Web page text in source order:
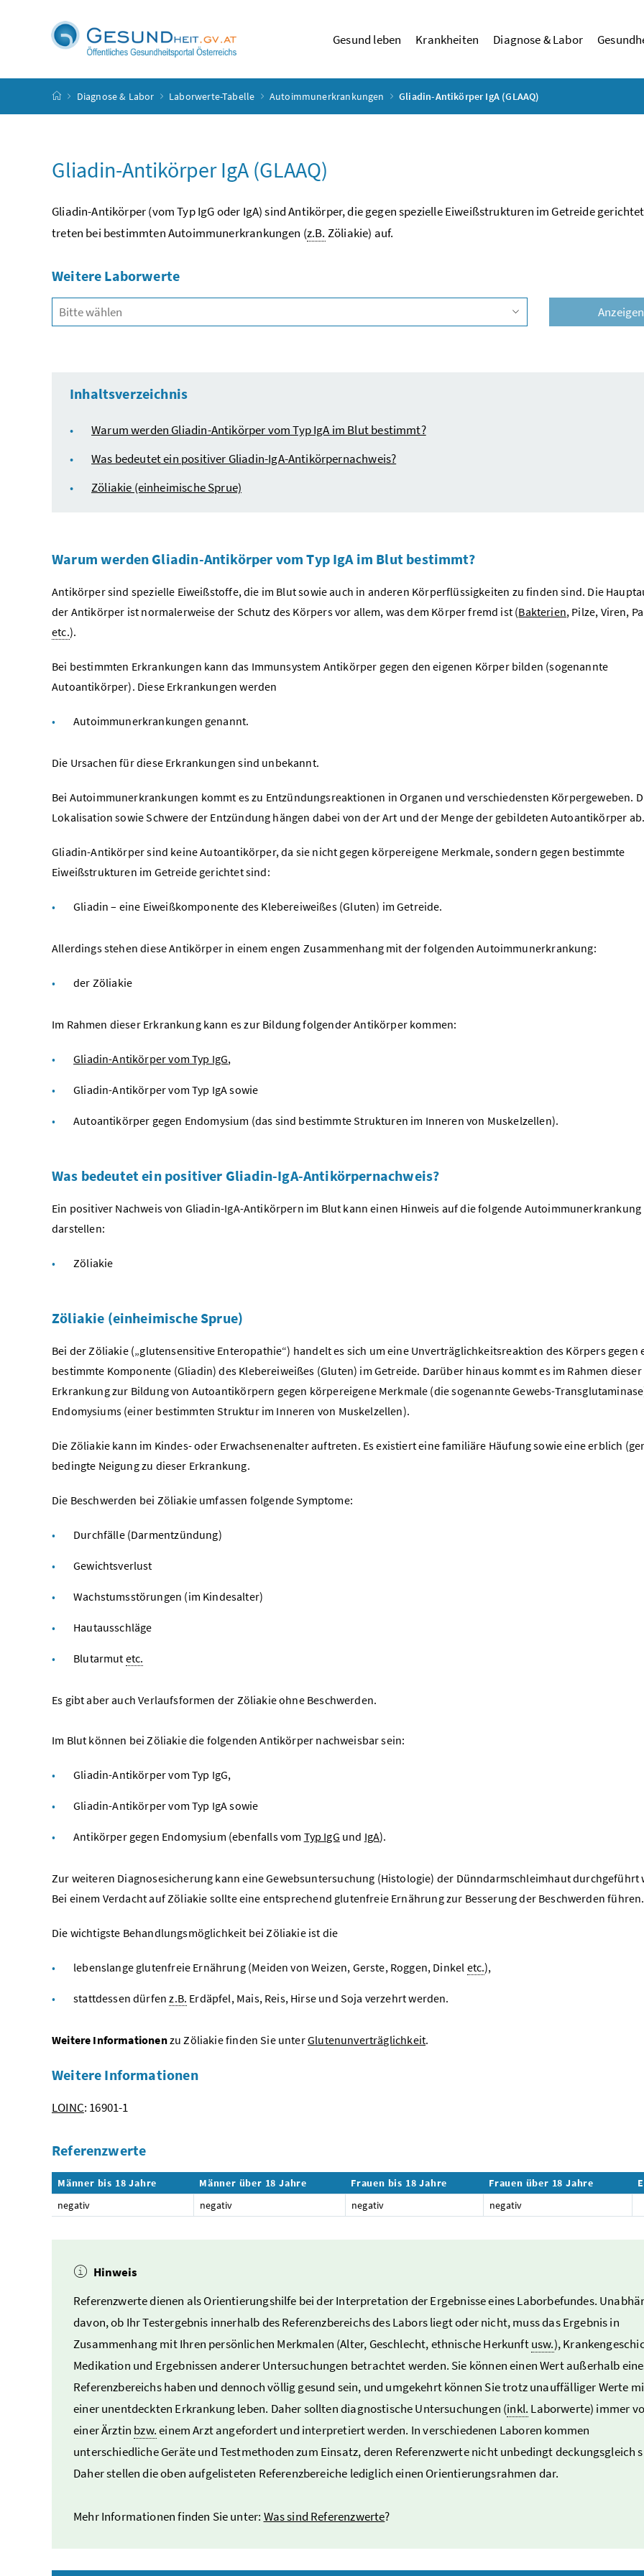
Gesund leben Krankheiten Diagnose & Labor
Startseite
Diagnose & Labor Laborwerte-Tabelle Autoimmunerkrankungen Gliadin-Antikörper IgA (GLAAQ)
Gliadin-Antikörper IgA (GLAAQ)
Gliadin-Antikörper (vom Typ IgG oder IgA) sind Antikörper, die gegen spezielle Eiweißstrukturen im Getreide
treten bei bestimmten Autoimmunerkrankungen (z.B. Zöliakie) auf.
Weitere Laborwerte
Anzeigen
Inhaltsverzeichnis
Warum werden Gliadin-Antikörper vom Typ IgA im Blut bestimmt?
Was bedeutet ein positiver Gliadin-IgA-Antikörpernachweis?
Zöliakie (einheimische Sprue)
Warum werden Gliadin-Antikörper vom Typ IgA im Blut bestimmt?
Antikörper sind spezielle Eiweißstoffe, die im Blut sowie auch in anderen Körperflüssigkeiten zu finden sind. Die
der Antikörper ist normalerweise der Schutz des Körpers vor allem, was dem Körper fremd ist (Bakterien, Pilze, Viren,
etc.).
Bei bestimmten Erkrankungen kann das Immunsystem Antikörper gegen den eigenen Körper bilden (sogenannte
Autoantikörper). Diese Erkrankungen werden
Autoimmunerkrankungen genannt.
Die Ursachen für diese Erkrankungen sind unbekannt.
Bei Autoimmunerkrankungen kommt es zu Entzündungsreaktionen in Organen und verschiedensten Körpergeweben.
Lokalisation sowie Schwere der Entzündung hängen dabei von der Art und der Menge der gebildeten Autoantikörper
Gliadin-Antikörper sind keine Autoantikörper, da sie nicht gegen körpereigene Merkmale, sondern gegen bestimmte
Eiweißstrukturen im Getreide gerichtet sind:
Gliadin – eine Eiweißkomponente des Klebereiweißes (Gluten) im Getreide.
Allerdings stehen diese Antikörper in einem engen Zusammenhang mit der folgenden Autoimmunerkrankung:
der Zöliakie
Im Rahmen dieser Erkrankung kann es zur Bildung folgender Antikörper kommen:
Gliadin-Antikörper vom Typ IgG,
Gliadin-Antikörper vom Typ IgA sowie
Autoantikörper gegen Endomysium (das sind bestimmte Strukturen im Inneren von Muskelzellen).
Was bedeutet ein positiver Gliadin-IgA-Antikörpernachweis?
Ein positiver Nachweis von Gliadin-IgA-Antikörpern im Blut kann einen Hinweis auf die folgende Autoimmunerkrankung
darstellen:
Zöliakie
Zöliakie (einheimische Sprue)
Bei der Zöliakie („glutensensitive Enteropathie“) handelt es sich um eine Unverträglichkeitsreaktion des Körpers gegen
bestimmte Komponente (Gliadin) des Klebereiweißes (Gluten) im Getreide. Darüber hinaus kommt es im Rahmen dieser
Erkrankung zur Bildung von Autoantikörpern gegen körpereigene Merkmale (die sogenannte Gewebs-
Endomysiums (einer bestimmten Struktur im Inneren von Muskelzellen).
Die Zöliakie kann im Kindes- oder Erwachsenenalter auftreten. Es existiert eine familiäre Häufung sowie eine erblich
bedingte Neigung zu dieser Erkrankung.
Die Beschwerden bei Zöliakie umfassen folgende Symptome:
Durchfälle (Darmentzündung)
Gewichtsverlust
Wachstumsstörungen (im Kindesalter)
Hautausschläge
Blutarmut etc.
Es gibt aber auch Verlaufsformen der Zöliakie ohne Beschwerden.
Im Blut können bei Zöliakie die folgenden Antikörper nachweisbar sein:
Gliadin-Antikörper vom Typ IgG,
Gliadin-Antikörper vom Typ IgA sowie
Antikörper gegen Endomysium (ebenfalls vom Typ IgG und IgA).
Zur weiteren Diagnosesicherung kann eine Gewebsuntersuchung (Histologie) der Dünndarmschleimhaut durchgeführt
Bei einem Verdacht auf Zöliakie sollte eine entsprechend glutenfreie Ernährung zur Besserung der Beschwerden führen.
Die wichtigste Behandlungsmöglichkeit bei Zöliakie ist die
lebenslange glutenfreie Ernährung (Meiden von Weizen, Gerste, Roggen, Dinkel etc.),
stattdessen dürfenz.B. Erdäpfel, Mais, Reis, Hirse und Soja verzehrt werden.
Weitere Informationenzu Zöliakie finden Sie unterGlutenunverträglichkeit.
Weitere Informationen
LOINC: 16901-1
Referenzwerte
Männer bis 18 Jahre Männer über 18 Jahre Frauen bis 18 Jahre Frauen über 18 Jahre
negativ
negativ negativ negativ
Hinweis
Referenzwerte dienen als Orientierungshilfe bei der Interpretation der Ergebnisse eines Laborbefundes.
davon, ob Ihr Testergebnis innerhalb des Referenzbereichs des Labors liegt oder nicht, muss das Ergebnis in
Zusammenhang mit Ihren persönlichen Merkmalen (Alter, Geschlecht, ethnische Herkunftusw.),
Medikation und Ergebnissen anderer Untersuchungen betrachtet werden. Sie können einen Wert außerhalb
Referenzbereichs haben und dennoch völlig gesund sein, und umgekehrt können Sie trotz unauffälliger Werte
einer unentdeckten Erkrankung leben. Daher sollten diagnostische Untersuchungen (inkl. Laborwerte) immer
einer Ärztin bzw.einem Arzt angefordert und interpretiert werden. In verschiedenen Laboren kommen
unterschiedliche Geräte und Testmethoden zum Einsatz, deren Referenzwerte nicht unbedingt deckungsgleich
Daher stellen die oben aufgelisteten Referenzbereiche lediglich einen Orientierungsrahmen dar.
Mehr Informationen finden Sie unter: Was sind Referenzwerte?